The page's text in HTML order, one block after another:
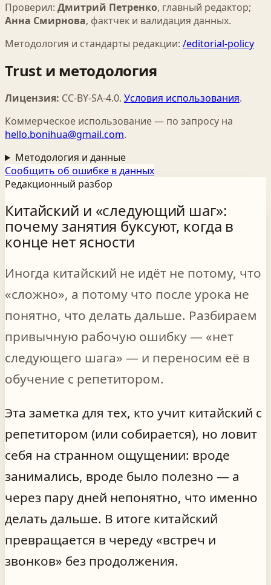
Проверил: Дмитрий Петренко, главный редактор;
Анна Смирнова, фактчек и валидация данных.
Методология и стандарты редакции: /editorial-policy
Trust и методология
Лицензия: CC-BY-SA-4.0. Условия использования.
Коммерческое использование — по запросу на
hello.bonihua@gmail.com.
Методология и данные
Сообщить об ошибке в данных
Редакционный разбор
Китайский и «следующий шаг»:
почему занятия буксуют, когда в
конце нет ясности
Иногда китайский не идёт не потому, что
«сложно», а потому что после урока не
понятно, что делать дальше. Разбираем
привычную рабочую ошибку — «нет
следующего шага» — и переносим её в
обучение с репетитором.
Эта заметка для тех, кто учит китайский с
репетитором (или собирается), но ловит
себя на странном ощущении: вроде
занимались, вроде было полезно — а
через пару дней непонятно, что именно
делать дальше. В итоге китайский
превращается в череду «встреч и
звонков» без продолжения.